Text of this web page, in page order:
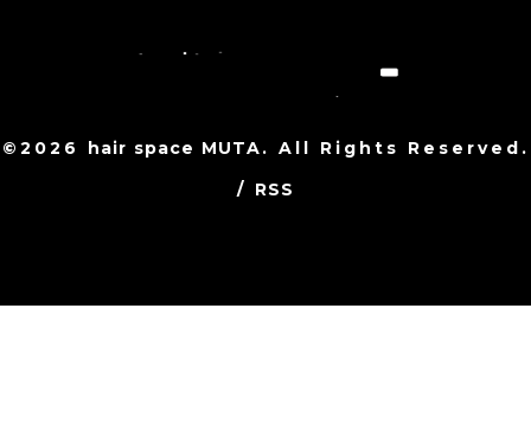
©2026 hair space MUTA. All Rights Reserved.
/ RSS